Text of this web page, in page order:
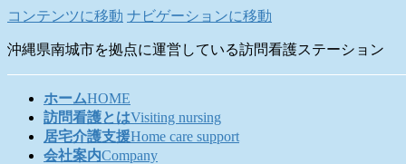
コンテンツに移動 ナビゲーションに移動
沖縄県南城市を拠点に運営している訪問看護ステーション
ホームHOME
訪問看護とはVisiting nursing
居宅介護支援Home care support
会社案内Company